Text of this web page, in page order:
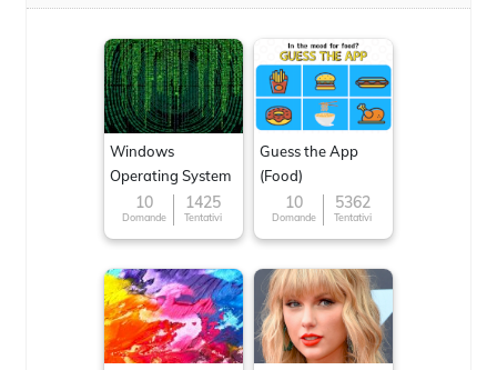
Windows
Operating System
10
Domande
1425
Tentativi
Guess the App
(Food)
10
Domande
5362
Tentativi